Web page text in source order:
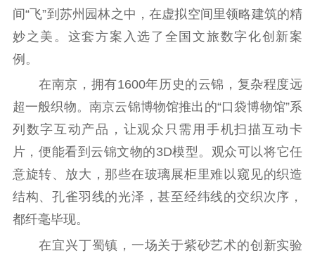
文化产业
统计分析
数字出版
审读服务
新闻发布工作备
案管理系统
责任编辑注册
业务申报系统
间“飞”到苏州园林之中，在虚拟空间里领略建筑的精
妙之美。这套方案入选了全国文旅数字化创新案
例。
在南京，拥有1600年历史的云锦，复杂程度远
超一般织物。南京云锦博物馆推出的“口袋博物馆”系
列数字互动产品，让观众只需用手机扫描互动卡
片，便能看到云锦文物的3D模型。观众可以将它任
意旋转、放大，那些在玻璃展柜里难以窥见的织造
结构、孔雀羽线的光泽，甚至经纬线的交织次序，
都纤毫毕现。
在宜兴丁蜀镇，一场关于紫砂艺术的创新实验